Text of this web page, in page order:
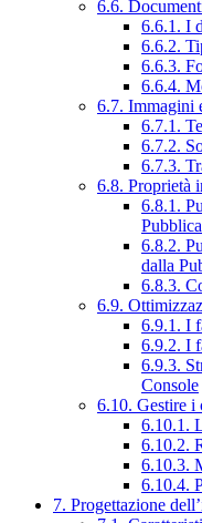
6.6.
6.6.1. I
6.6.2.
6.6.3.
6.6.4.
6.7. Immagini
6.7.1.
6.7.2.
6.7.3.
6.8. Proprietà
6.8.1.
6.8.2.
dalla
6.8.3.
6.9.
6.9.1. I
6.9.2. I
6.9.3.
Console
6.10. Gestire i
6.10.1.
6.10.2.
6.10.3.
6.10.4.
7. Progettazione